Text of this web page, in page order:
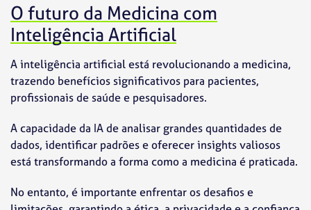
O futuro da Medicina com
Inteligência Artificial
A inteligência artificial está revolucionando a medicina,
trazendo benefícios significativos para pacientes,
profissionais de saúde e pesquisadores.
A capacidade da IA de analisar grandes quantidades de
dados, identificar padrões e oferecer insights valiosos
está transformando a forma como a medicina é praticada.
No entanto, é importante enfrentar os desafios e